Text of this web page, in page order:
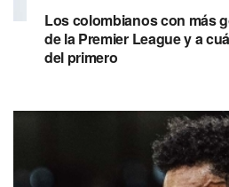
Los colombianos con más
de la Premier League y a
del primero